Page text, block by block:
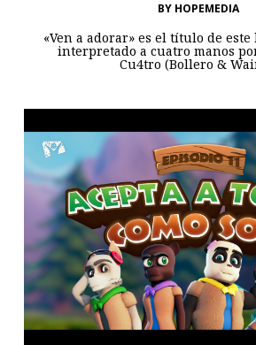
BY HOPEMEDIA
«Ven a adorar» es el título de
interpretado a cuatro manos
Cu4tro (Bollero &